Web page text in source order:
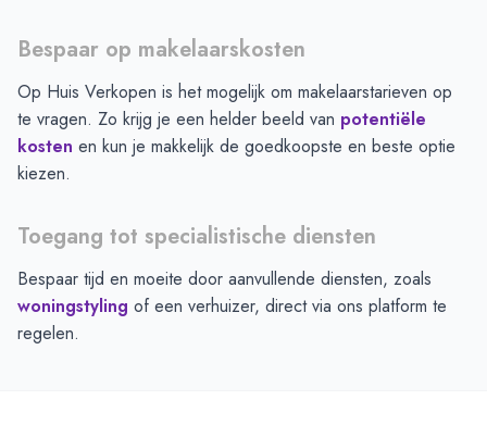
Bespaar op makelaarskosten
Op Huis Verkopen is het mogelijk om makelaarstarieven op
te vragen. Zo krijg je een helder beeld van potentiële
kosten en kun je makkelijk de goedkoopste en beste optie
kiezen.
Toegang tot specialistische diensten
Bespaar tijd en moeite door aanvullende diensten, zoals
woningstyling of een verhuizer, direct via ons platform te
regelen.